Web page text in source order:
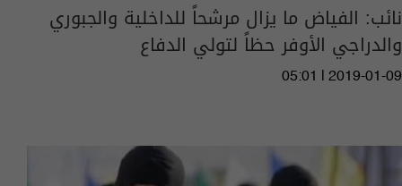
نائب: الفياض ما يزال مرشحاً للداخلية والجبوري
والدراجي الأوفر حظاً لتولي الدفاع
05:01 | 2019-01-09